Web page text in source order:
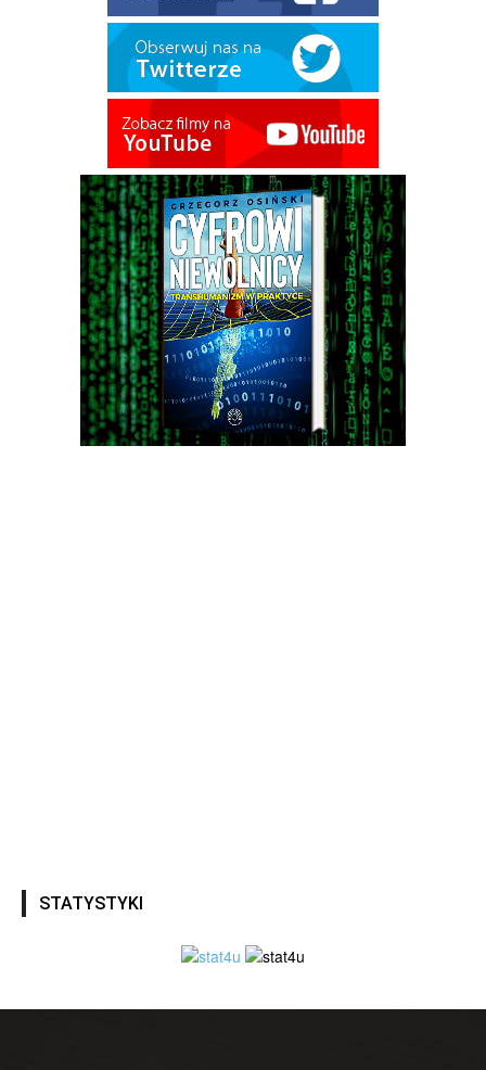
STATYSTYKI